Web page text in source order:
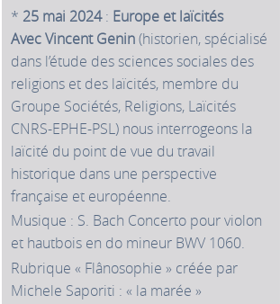
* 25 mai 2024: Europe et laïcités
Avec Vincent Genin(historien, spécialisé
dans l’étude des sciences sociales des
religions et des laïcités, membre du
Groupe Sociétés, Religions, Laïcités
CNRS-EPHE-PSL) nous interrogeons la
laïcité du point de vue du travail
historique dans une perspective
française et européenne.
Musique : S. Bach Concerto pour violon
et hautbois en do mineur BWV 1060.
Rubrique « Flânosophie » créée par
Michele Saporiti : « la marée »